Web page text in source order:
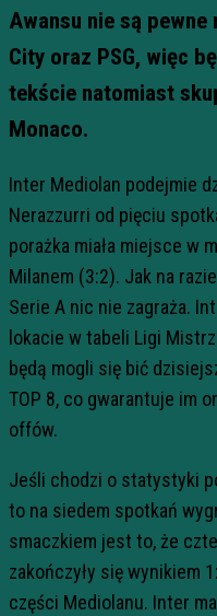
Awansu nie są
City oraz PSG, więc
tekście natomiast
Monaco.
Inter Mediolan podejmie
Nerazzurri od pięciu
porażka miała miejsce w
Milanem (3:2). Jak na
Serie A nic nie zagraża.
lokacie w tabeli Ligi
będą mogli się bić
TOP 8, co gwarantuje im
offów.
Jeśli chodzi o statystyki
to na siedem spotkań
smaczkiem jest to, że
zakończyły się wynikiem
części Mediolanu. Inter